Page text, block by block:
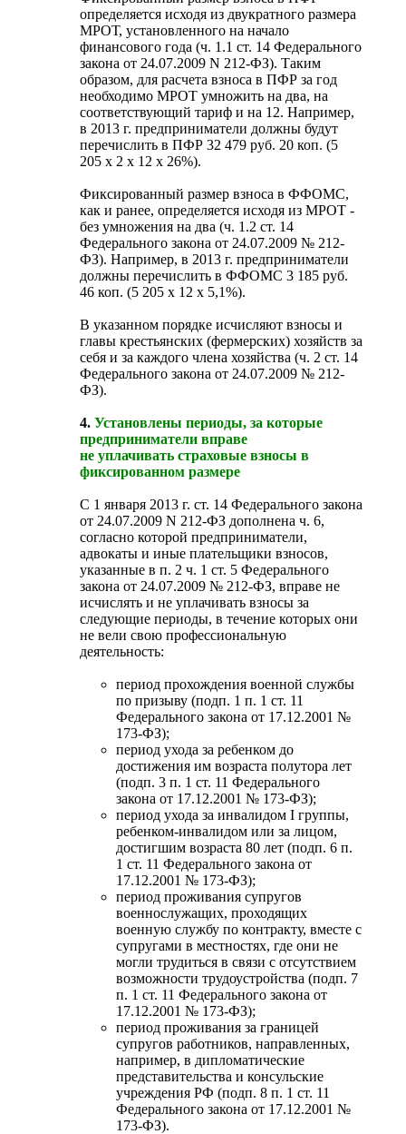
определяется исходя из двукратного размера
МРОТ, установленного на начало
финансового года (ч. 1.1 ст. 14 Федерального
закона от 24.07.2009 N 212-ФЗ). Таким
образом, для расчета взноса в ПФР за год
необходимо МРОТ умножить на два, на
соответствующий тариф и на 12. Например,
в 2013 г. предприниматели должны будут
перечислить в ПФР 32 479 руб. 20 коп. (5
205 x 2 x 12 x 26%).
Фиксированный размер взноса в ФФОМС,
как и ранее, определяется исходя из МРОТ -
без умножения на два (ч. 1.2 ст. 14
Федерального закона от 24.07.2009 № 212-
ФЗ). Например, в 2013 г. предприниматели
должны перечислить в ФФОМС 3 185 руб.
46 коп. (5 205 x 12 x 5,1%).
В указанном порядке исчисляют взносы и
главы крестьянских (фермерских) хозяйств за
себя и за каждого члена хозяйства (ч. 2 ст. 14
Федерального закона от 24.07.2009 № 212-
ФЗ).
4. Установлены периоды, за которые
предприниматели вправе
не уплачивать страховые взносы в
фиксированном размере
С 1 января 2013 г. ст. 14 Федерального закона
от 24.07.2009 N 212-ФЗ дополнена ч. 6,
согласно которой предприниматели,
адвокаты и иные плательщики взносов,
указанные в п. 2 ч. 1 ст. 5 Федерального
закона от 24.07.2009 № 212-ФЗ, вправе не
исчислять и не уплачивать взносы за
следующие периоды, в течение которых они
не вели свою профессиональную
деятельность:
период прохождения военной службы
по призыву (подп. 1 п. 1 ст. 11
Федерального закона от 17.12.2001 №
173-ФЗ);
период ухода за ребенком до
достижения им возраста полутора лет
(подп. 3 п. 1 ст. 11 Федерального
закона от 17.12.2001 № 173-ФЗ);
период ухода за инвалидом I группы,
ребенком-инвалидом или за лицом,
достигшим возраста 80 лет (подп. 6 п.
1 ст. 11 Федерального закона от
17.12.2001 № 173-ФЗ);
период проживания супругов
военнослужащих, проходящих
военную службу по контракту, вместе с
супругами в местностях, где они не
могли трудиться в связи с отсутствием
возможности трудоустройства (подп. 7
п. 1 ст. 11 Федерального закона от
17.12.2001 № 173-ФЗ);
период проживания за границей
супругов работников, направленных,
например, в дипломатические
представительства и консульские
учреждения РФ (подп. 8 п. 1 ст. 11
Федерального закона от 17.12.2001 №
173-ФЗ).